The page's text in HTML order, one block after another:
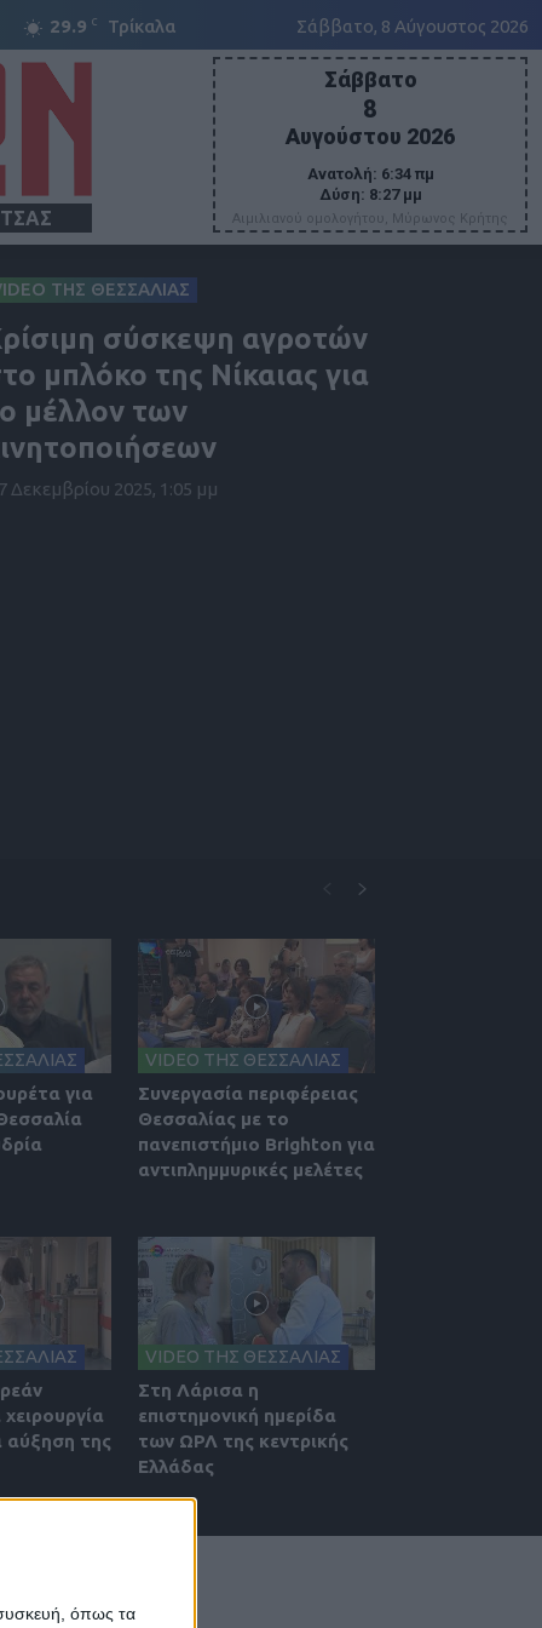
όπως τα
29.9 C Τρίκαλα Σάββατο, 8 Αύγουστος 2026
Σάββατο
8
Αυγούστου 2026
Ανατολή: 6:34 πμ
Δύση: 8:27 μμ
Αιμιλιανού ομολογήτου, Μύρωνος Κρήτης
ΤΗΣ ΘΕΣΣΑΛΙΑΣ
σύσκεψη αγροτών
μπλόκο της Νίκαιας για
μέλλον των
Δεκεμβρίου 2025, 1:05 μμ
για
VIDEO ΤΗΣ ΘΕΣΣΑΛΙΑΣ
Συνεργασία περιφέρειας
Θεσσαλίας με το
πανεπιστήμιο Brighton για
αντιπλημμυρικές μελέτες
αύξηση της
VIDEO ΤΗΣ ΘΕΣΣΑΛΙΑΣ
Στη Λάρισα η
επιστημονική ημερίδα
των ΩΡΛ της κεντρικής
Ελλάδας